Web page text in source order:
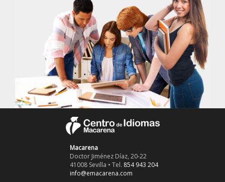
Macarena
Doctor Jiménez Díaz, 20-22
41008 Sevilla • Tel. 854 943 204
info@emacarena.com